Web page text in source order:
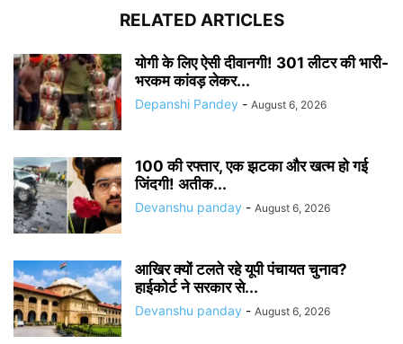
RELATED ARTICLES
योगी के लिए ऐसी दीवानगी! 301 लीटर की भारी-
भरकम कांवड़ लेकर...
Depanshi Pandey - August 6, 2026
100 की रफ्तार, एक झटका और खत्म हो गई
जिंदगी! अतीक...
Devanshu panday - August 6, 2026
आखिर क्यों टलते रहे यूपी पंचायत चुनाव?
हाईकोर्ट ने सरकार से...
Devanshu panday - August 6, 2026